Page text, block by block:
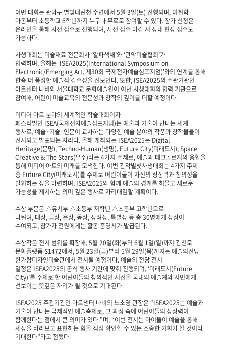
이번 대회는 관악구 별빛내린천 수변에서 5월 3일(토) 진행되며, 미취학
아동부터 초등학교 6학년까지 누구나 무료로 참여할 수 있다. 참가 신청은
온라인을 통해 사전 접수로 진행되며, 사전 접수 마감 시 장내 현장 접수도
가능하다.
사생대회는 미술재료 전문회사 ‘알파색채’와 ‘관악미술협회’가
협력하며, 올해는 ‘ISEA2025(International Symposium on
Electronic/Emerging Art, 제30회 국제전자예술심포지엄)’와의 연계를 통해
한층 더 풍성한 예술적 감수성을 선보인다. 또한, ISEA2025의 주관기관인
아트센터 나비와 서울대학교 문화예술원이 이번 사생대회의 협력 기관으로
참여해, 어린이 미술교육의 전문성과 창작의 깊이를 더할 예정이다.
미디어 아트 분야의 세계적인 학술대회이자
페스티벌인 ISEA(국제전자예술심포지엄)는 예술과 기술이 만나는 세계
행사로, 예술·기술·인문이 교차하는 다양한 예술 분야의 작품과 창작물들이
전시되고 발표되는 자리다. 올해 개최되는 ISEA2025는 Digital
Heritage(문명), Techno-Human(생명), Future City(미래도시), Space
Creative & The Stars(우주)라는 4가지 주제로, 예술과 테크놀로지의 융합을
통해 미디어 아트의 미래를 모색한다. 이번 관악별빛사생대회는 4가지 주제
중 Future City(미래도시)를 주제로 어린이들이 자신의 상상력과 창의성을
발휘하는 장을 마련하며, ISEA2025와 함께 예술의 경계를 허물고 새로운
가능성을 제시하는 의미 깊은 행사로 자리매김할 계획이다.
수상 부문은 △유치부 △초등부 저학년 △초등부 고학년으로
나뉘며, 대상, 금상, 은상, 동상, 장려상, 특별상 등 총 30명에게 상장이
수여되고, 참가자 전원에게는 활동 증명서가 발급된다.
수상작은 전시 범위를 확장해, 5월 20일(화)부터 6월 1일(일)까지 관천로
문화플랫폼 S1472에서, 5월 23일(금)부터 5월 29일(목)까지는 예술의전당
한가람디자인미술관에서 전시될 예정이다. 예술의 전당 전시
일정은 ISEA2025의 공식 행사 기간에 맞춰 진행되며, ‘미래도시(Future
City)’를 주제로 한 어린이들의 창의적인 시선을 국내외 예술계와 시민에게
선보이는 뜻깊은 자리가 될 것으로 기대된다.
ISEA2025 주관기관인 아트센터 나비의 노소영 관장은 “ISEA2025는 예술과
기술이 만나는 국제적인 예술축제로, 그 과정 속에 어린이들의 상상력이
함께한다는 점에서 큰 의미가 있다.”며, “이번 전시는 아이들이 예술을 통해
세상을 바라보고 표현하는 힘을 직접 확인할 수 있는 소중한 기회가 될 것이라
기대한다”라고 전했다.